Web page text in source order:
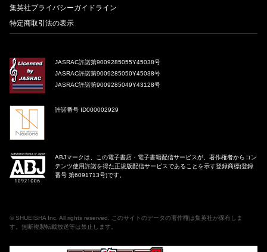
集英社プライバシーガイドライン
特定商取引法の表示
JASRAC許諾第9009285055Y45038号
JASRAC許諾第9009285050Y45038号
JASRAC許諾第9009285049Y43128号
許諾番号 ID000002929
ABJマークは、この電子書店・電子書籍配信サービスが、著作権者からコン
テンツ使用許諾を得た正規版配信サービスであることを示す登録商標(登録
番号 第6091713号)です。
© SHUEISHA Inc . All rights reserved. このサイトのデータの著作権は集英社が保有しま
す。無断複製転載放送等は禁止します。